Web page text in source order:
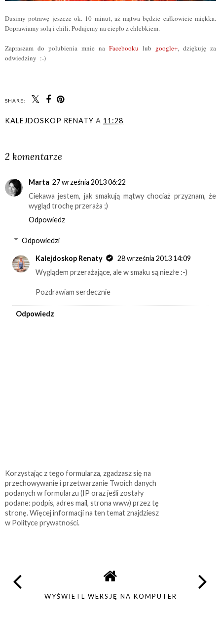
Dusimy potrawę jeszcze ok. 10 minut, aż mątwa będzie całkowicie miękka.
Doprawiamy solą i chili. Podajemy na ciepło z chlebkiem.
Zapraszam do polubienia mnie na Facebooku lub google+, dziękuję za
odwiedziny :-)
SHARE:
KALEJDOSKOP RENATY A 11:28
2 komentarze
Marta 27 września 2013 06:22
Ciekawa jestem, jak smakują mątwy chociaż przyznam, że
wygląd trochę przeraża ;)
Odpowiedz
Odpowiedzi
Kalejdoskop Renaty
28 września 2013 14:09
Wyglądem przerażające, ale w smaku są niezłe :-)
Pozdrawiam serdecznie
Odpowiedz
Korzystając z tego formularza, zgadzasz się na
przechowywanie i przetwarzanie Twoich danych
podanych w formularzu (IP oraz jeśli zostały
podane: podpis, adres mail, strona www) przez tę
stronę. Więcej informacji na ten temat znajdziesz
w Polityce prywatności.
WYŚWIETL WERSJĘ NA KOMPUTER